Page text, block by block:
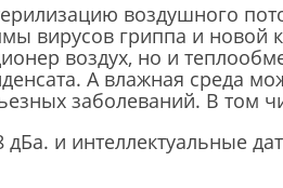
воздушного
вирусов гриппа и новой
воздух, но и
А влажная среда
заболеваний. В том
и интеллектуальные